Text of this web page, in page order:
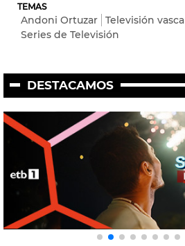
TEMAS
Andoni Ortuzar
Televisión vasca
Series de Televisión
DESTACAMOS